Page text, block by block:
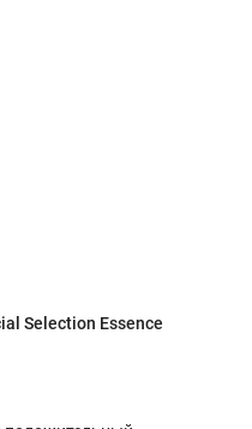
Selection Essence